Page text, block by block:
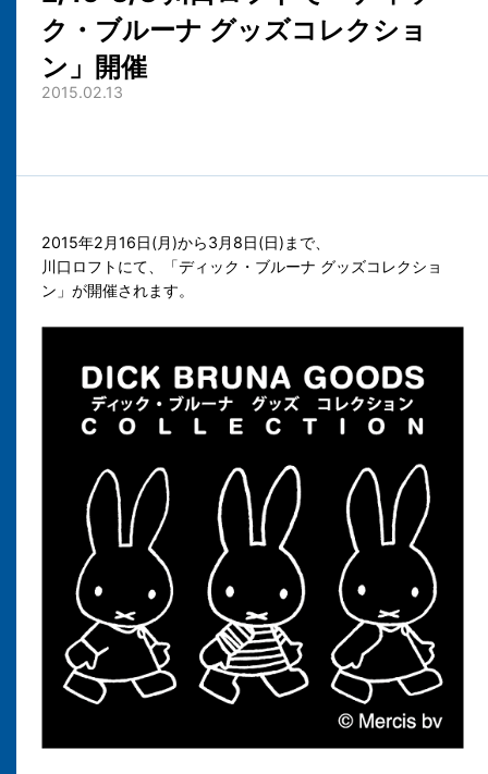
ク・ブルーナ グッズコレクショ
ン」開催
2015.02.13
2015年2月16日(月)から3月8日(日)まで、
川口ロフトにて、「ディック・ブルーナ グッズコレクショ
ン」が開催されます。